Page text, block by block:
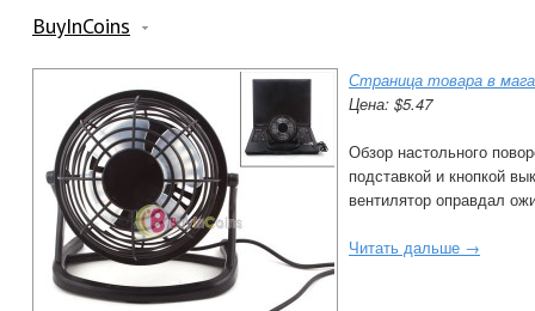
BuyInCoins
Страница товара в
Цена: $5.47
Обзор настольного
подставкой и кнопкой
вентилятор оправдал
Читать дальше →